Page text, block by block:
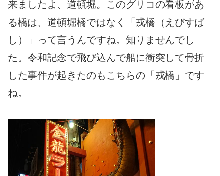
来ましたよ、道頓堀。このグリコの看板があ
る橋は、道頓堀橋ではなく「戎橋（えびすば
し）」って言うんですね。知りませんでし
た。令和記念で飛び込んで船に衝突して骨折
した事件が起きたのもこちらの「戎橋」です
ね。